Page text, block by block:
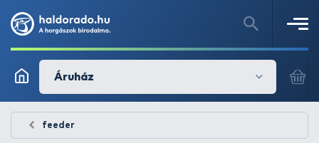
Áruház
feeder